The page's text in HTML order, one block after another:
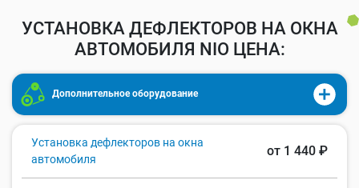
УСТАНОВКА ДЕФЛЕКТОРОВ НА ОКНА
АВТОМОБИЛЯ NIO ЦЕНА:
Дополнительное оборудование
Установка дефлекторов на окна
автомобиля
от 1 440 ₽